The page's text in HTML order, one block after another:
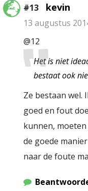
#13 kevin
13 augustus
@12
Het is niet
bestaat ook
Ze bestaan wel.
goed en fout
kunnen,
de goede
naar de foute